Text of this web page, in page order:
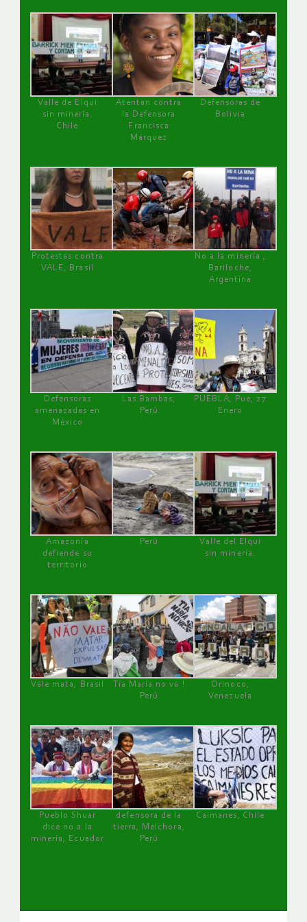
Valle de Elqui
sin minería.
Chile
Atentan contra
la Defensora
Francisca
Márquez
Defensoras de
Bolivia
Protestas contra
VALE, Brasil
No a la minería ,
Bariloche,
Argentina
Defensoras
amenazadas en
México
Las Bambas,
Perú
PUEBLA, Pue, 27
Enero
Amazonía
defiende su
territorio
Perú
Valle del Elqui
sin minería.
Vale mata, Brasil
Tía María no va !
Perú
Orinoco,
Venezuela
Pueblo Shuar
dice no a la
minería, Ecuador
defensora de la
tierra, Melchora,
Perú
Caimanes, Chile